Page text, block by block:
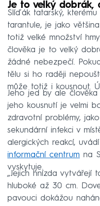
Je to velký dobrák,
Slíďák tatarský,
tarantule, je jako
totiž velké množství
člověka je to velký
žádné nebezpečí.
tělu si ho raději
může totiž i kousnout.
Jeho jed by ale
jeho kousnutí je velmi
zdravotní problémy,
sekundární infekci v
alergických reakcí, uvádí
informační centrum na
vyskytuje.
„Jejich hnízda vytvářejí
hluboké až 30 cm.
pavouci dokážou